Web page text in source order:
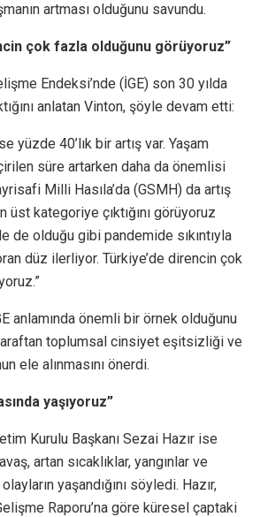
artması olduğunu savundu.
çok fazla olduğunu görüyoruz”
Endeksi’nde (İGE) son 30 yılda
anlatan Vinton, şöyle devam etti:
yüzde 40’lık bir artış var. Yaşam
süre artarken daha da önemlisi
Milli Hasıla’da (GSMH) da artış
üst kategoriye çıktığını görüyoruz
de olduğu gibi pandemide sıkıntıyla
düz ilerliyor. Türkiye’de direncin çok
anlamında önemli bir örnek olduğunu
toplumsal cinsiyet eşitsizliği ve
ele alınmasını önerdi.
yaşıyoruz”
Kurulu Başkanı Sezai Hazır ise
artan sıcaklıklar, yangınlar ve
yaşandığını söyledi. Hazır,
Raporu’na göre küresel çaptaki